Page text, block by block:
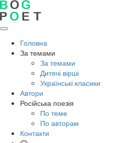
Головна
За темами
За темами
Дитячі вірші
Українські класики
Автори
Російська поезія
По теме
По авторам
Контакти